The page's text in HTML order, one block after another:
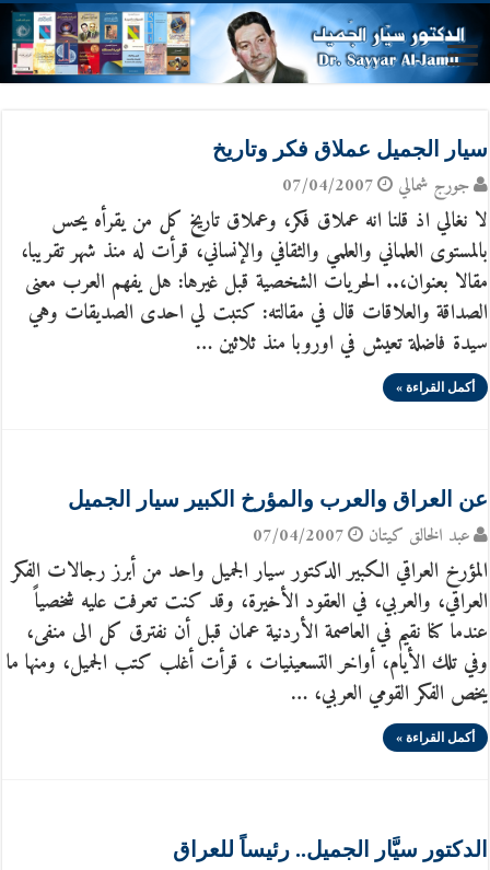
سيار الجميل عملاق فكر وتاريخ
جورج شمالي 07/04/2007
لا نغالي اذ قلنا انه عملاق فكر، وعملاق تاريخ كل من يقرأه يحس
بالمستوى العلماني والعلمي والثقافي والإنساني، قرأت له منذ شهر تقريبا،
مقالا بعنوان،.. الحريات الشخصية قبل غيرها: هل يفهم العرب معنى
الصداقة والعلاقات قال في مقالته: كتبت لي احدى الصديقات وهي
سيدة فاضلة تعيش في اوروبا منذ ثلاثين …
أكمل القراءة »
عن العراق والعرب والمؤرخ الكبير سيار الجميل
عبد الخالق كيتان 07/04/2007
المؤرخ العراقي الكبير الدكتور سيار الجميل واحد من أبرز رجالات الفكر
العراقي، والعربي، في العقود الأخيرة، وقد كنت تعرفت عليه شخصياً
عندما كنا نقيم في العاصمة الأردنية عمان قبل أن نفترق كل الى منفى،
وفي تلك الأيام، أواخر التسعينيات ، قرأت أغلب كتب الجميل، ومنها ما
يخص الفكر القومي العربي، …
أكمل القراءة »
الدكتور سيَّار الجميل.. رئيساً للعراق